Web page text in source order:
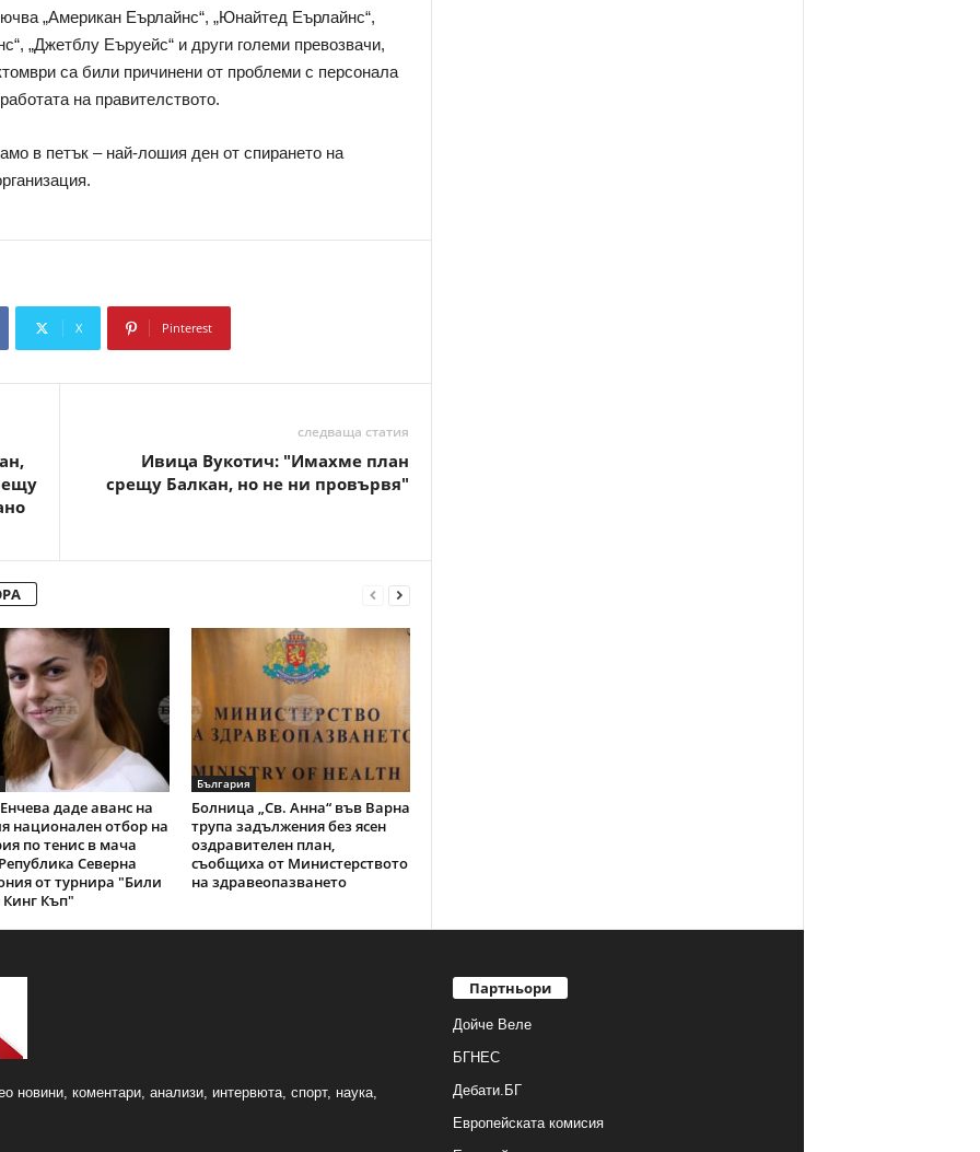
„Американ Еърлайнс“, „Юнайтед Еърлайнс“,
„Джетблу Еъруейс“ и други големи превозвачи,
са били причинени от проблеми с персонала
на правителството.
в петък – най-лошия ден от спирането на
X Pinterest
следваща статия
Ивица Вукотич: "Имахме план
срещу Балкан, но не ни провървя"
даде аванс на
национален отбор на
по тенис в мача
Северна
от турнира "Били
Къп"
България
Болница „Св. Анна“ във Варна
трупа задължения без ясен
оздравителен план,
съобщиха от Министерството
на здравеопазването
новини, коментари, анализи, интервюта, спорт, наука,
Партньори
Дойче Веле
БГНЕС
Дебати.БГ
Европейската комисия